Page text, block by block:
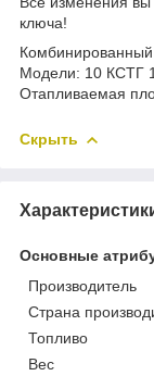
ключа!
Комбинированный
Модели: 10 КСТГ
Отапливаемая
Скрыть
Основные
Производитель
Страна
Топливо
Вес